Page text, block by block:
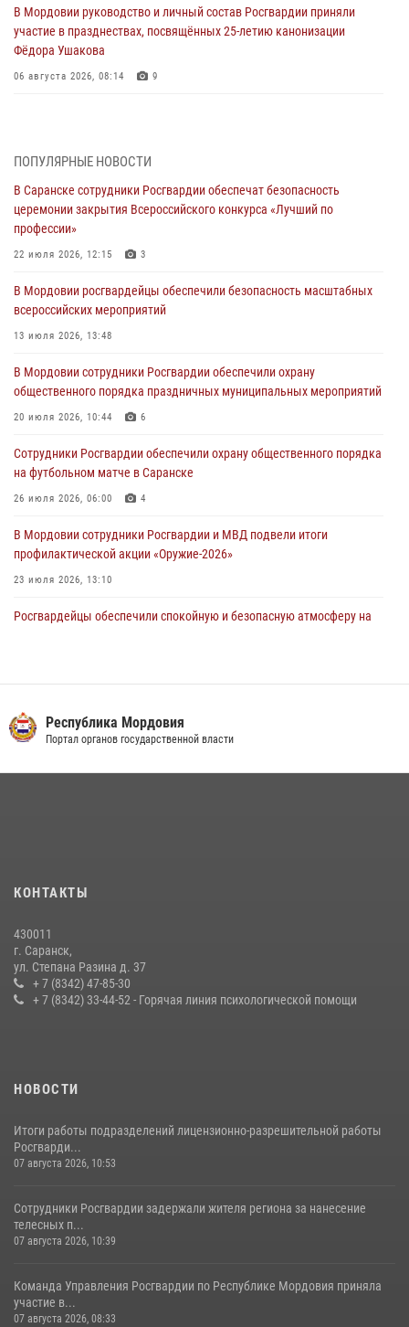
В Мордовии руководство и личный состав Росгвардии приняли
участие в празднествах, посвящённых 25-летию канонизации
Фёдора Ушакова
06 августа 2026, 08:14 9
06 августа 2026, 07:03
В Саранске по обращению жителей правоохранители отреагировали
незамедлительно
05 августа 2026, 15:04
подозреваемого в причинении телесных повреждений супруге
05 августа 2026, 12:34
проведения масштабного праздника в Темникове
05 августа 2026, 09:04 4
разрешительной работы передал очередную партию вооружения в
зону СВО
04 августа 2026, 11:13
ПОПУЛЯРНЫЕ НОВОСТИ
В Саранске сотрудники Росгвардии обеспечат безопасность
церемонии закрытия Всероссийского конкурса «Лучший по
профессии»
22 июля 2026, 12:15 3
В Мордовии росгвардейцы обеспечили безопасность масштабных
всероссийских мероприятий
13 июля 2026, 13:48
В Мордовии сотрудники Росгвардии обеспечили охрану
общественного порядка праздничных муниципальных мероприятий
20 июля 2026, 10:44 6
Сотрудники Росгвардии обеспечили охрану общественного порядка
на футбольном матче в Саранске
26 июля 2026, 06:00 4
В Мордовии сотрудники Росгвардии и МВД подвели итоги
профилактической акции «Оружие‑2026»
23 июля 2026, 13:10
Росгвардейцы обеспечили спокойную и безопасную атмосферу на
обеспечили безопасность на футбольных мероприятиях: от
регионального турнира до Суперкубка России
содействии сотрудников Росгвардии
Сотрудники Росгвардии обеспечили безопасность Всероссийского
конкурса профмастерства в Саранске
23 июля 2026, 11:54 4
Республика Мордовия
Портал органов государственной власти
КОНТАКТЫ
430011
г. Саранск,
ул. Степана Разина д. 37
+ 7 (8342) 47-85-30
+ 7 (8342) 33-44-52 - Горячая линия психологической помощи
НОВОСТИ
Итоги работы подразделений лицензионно-разрешительной работы
Росгварди...
07 августа 2026, 10:53
Сотрудники Росгвардии задержали жителя региона за нанесение
телесных п...
07 августа 2026, 10:39
Команда Управления Росгвардии по Республике Мордовия приняла
участие в...
07 августа 2026, 08:33